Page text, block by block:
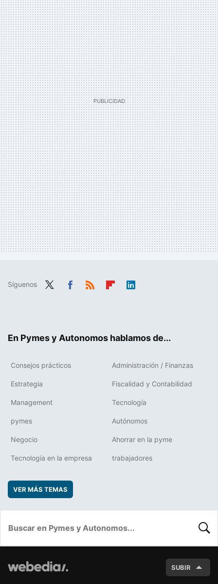
Síguenos
En Pymes y Autonomos hablamos de...
Consejos prácticos Administración / Finanzas
Estrategia Fiscalidad y Contabilidad
Management Tecnología
pymes Autónomos
Negocio Ahorrar en la pyme
Tecnología en la empresa trabajadores
VER MÁS TEMAS
SUBIR